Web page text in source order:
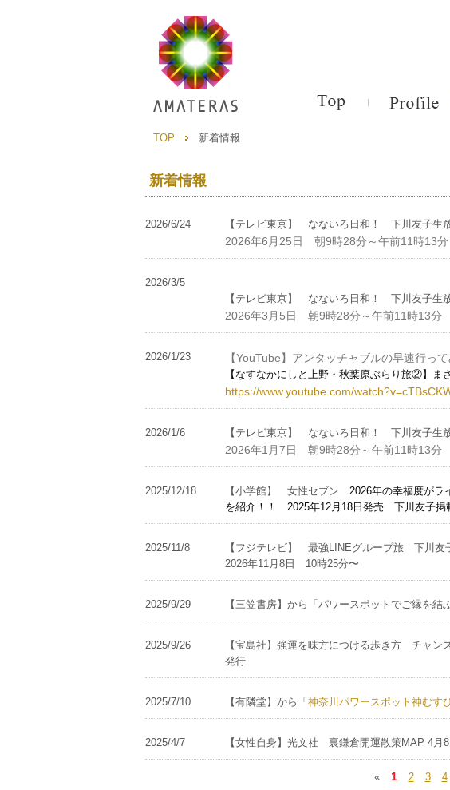
TOP 新着情報
新着情報
2026/6/24 【テレビ東京】 なないろ日和！ 下川友子生
2026年6月25日 朝9時28分～午前11時13分
2026/3/5
【テレビ東京】 なないろ日和！ 下川友子生
2026年3月5日 朝9時28分～午前11時13分
2026/1/23 【YouTube】アンタッチャブルの早速行って
【なすなかにしと上野・秋葉原ぶらり旅②】ま
https://www.youtube.com/
2026/1/6 【テレビ東京】 なないろ日和！ 下川友子生
2026年1月7日 朝9時28分～午前11時13分
2025/12/18 【小学館】 女性セブン 2026年の幸福度がラ
を紹介！！ 2025年12月18日発売 下川友子掲
2025/11/8
【フジテレビ】 最強LINEグループ旅 下川友
2026年11月8日 10時25分〜
2025/9/29 【三笠書房】から「パワースポットでご縁を
2025/9/26
【宝島社】強運を味方につける歩き方 チャ
発行
2025/7/10 【有隣堂】から「 神奈川パワースポット神むす
2025/4/7 【女性自身】光文社 裏鎌倉開運散策MAP 4
« 1 2 3 4